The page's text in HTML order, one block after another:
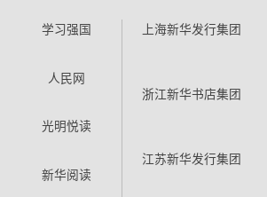
学习强国
人民网
光明悦读
新华阅读
上海新华发行集团
浙江新华书店集团
江苏新华发行集团